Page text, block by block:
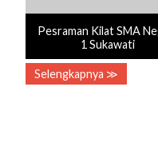
Pesraman Kilat SMA
1 Sukawati
Selengkapnya ≫